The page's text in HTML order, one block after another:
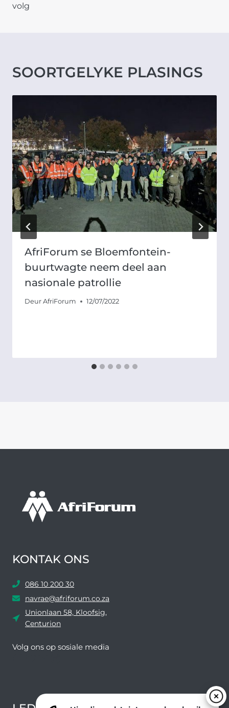
volg
SOORTGELYKE PLASINGS
AfriForum se Bloemfontein-
buurtwagte neem deel aan
nasionale patrollie
Deur AfriForum 12/07/2022
KONTAK ONS
086 10 200 30
navrae@afriforum.co.za
Unionlaan 58, Kloofsig,
Centurion
Volg ons ​​op sosiale media